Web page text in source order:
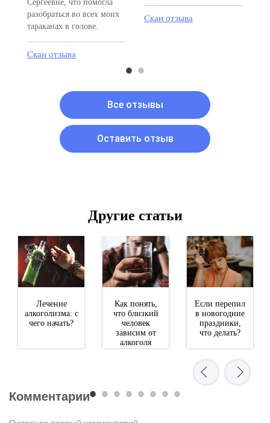
Сергеевне, что помогла
разобраться во всех моих
тараканах в голове.
Скан отзыва
Скан отзыва
Все отзывы
Оставить отзыв
Другие статьи
Лечение
алкоголизма: с
чего начать?
Как понять,
что близкий
человек
зависим от
алкоголя
Если перепил
в новогодние
праздники,
что делать?
Комментарии